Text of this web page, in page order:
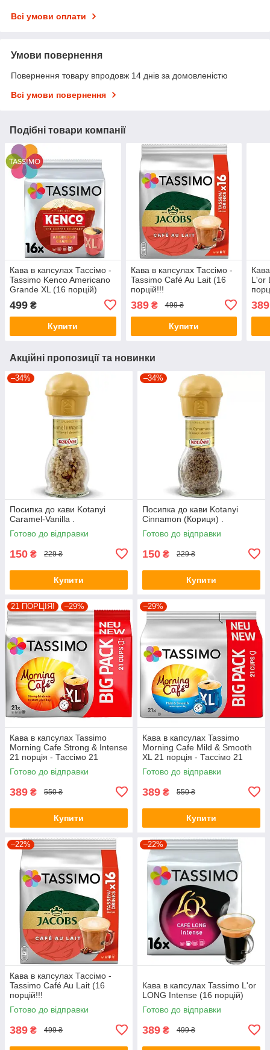
Всі умови оплати
Умови повернення
Повернення товару впродовж 14 днів за домовленістю
Всі умови повернення
Подібні товари компанії
Кава в капсулах Тассімо -
Tassimo Kenco Americano
Grande XL (16 порцій)
499 ₴
Купити
Кава в капсулах Тассімо -
Tassimo Café Au Lait (16
порцій!!!
389₴ 499 ₴
Купити
L'or
389
Акційні пропозиції та новинки
–34%
Посипка до кави Kotanyi
Caramel-Vanilla .
Готово до відправки
150 ₴ 229 ₴
Купити
–34%
Посипка до кави Kotanyi
Cinnamon (Кориця) .
Готово до відправки
150 ₴ 229 ₴
Купити
21 ПОРЦІЯ! –29%
Кава в капсулах Tassimo
Morning Cafe Strong & Intense
21 порція - Тассімо 21
капсула BIG PACK
Готово до відправки
389 ₴ 550 ₴
Купити
–29%
Кава в капсулах Tassimo
Morning Cafe Mild & Smooth
XL 21 порція - Тассімо 21
капсула BIG PACK
Готово до відправки
389 ₴ 550 ₴
Купити
–22%
Кава в капсулах Тассімо -
Tassimo Café Au Lait (16
порцій!!!
Готово до відправки
389 ₴ 499 ₴
–22%
Кава в капсулах Tassimo L'or
LONG Intense (16 порцій)
Готово до відправки
389 ₴ 499 ₴